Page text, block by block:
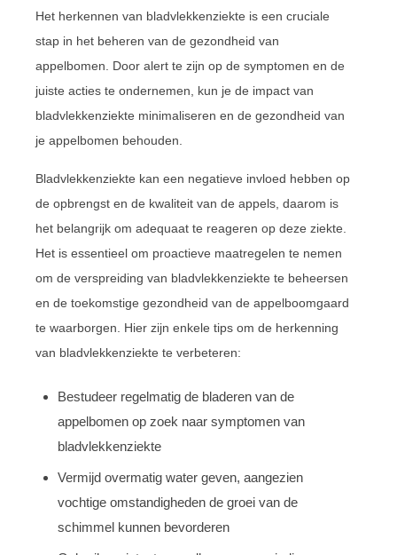
Het herkennen van bladvlekkenziekte is een cruciale
stap in het beheren van de gezondheid van
appelbomen. Door alert te zijn op de symptomen en de
juiste acties te ondernemen, kun je de impact van
bladvlekkenziekte minimaliseren en de gezondheid van
je appelbomen behouden.
Bladvlekkenziekte kan een negatieve invloed hebben op
de opbrengst en de kwaliteit van de appels, daarom is
het belangrijk om adequaat te reageren op deze ziekte.
Het is essentieel om proactieve maatregelen te nemen
om de verspreiding van bladvlekkenziekte te beheersen
en de toekomstige gezondheid van de appelboomgaard
te waarborgen. Hier zijn enkele tips om de herkenning
van bladvlekkenziekte te verbeteren:
Bestudeer regelmatig de bladeren van de
appelbomen op zoek naar symptomen van
bladvlekkenziekte
Vermijd overmatig water geven, aangezien
vochtige omstandigheden de groei van de
schimmel kunnen bevorderen